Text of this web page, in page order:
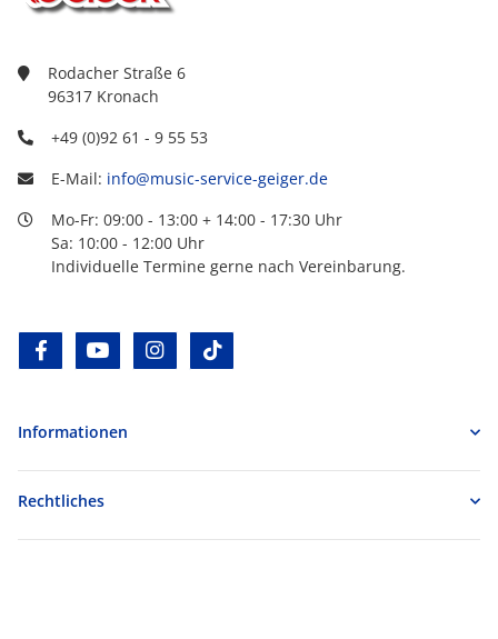
Rodacher Straße 6
96317 Kronach
+49 (0)92 61 - 9 55 53
E-Mail: info@music-service-geiger.de
Mo-Fr: 09:00 - 13:00 + 14:00 - 17:30 Uhr
Sa: 10:00 - 12:00 Uhr
Individuelle Termine gerne nach Vereinbarung.
facebookyoutube instagram
Informationen
Rechtliches